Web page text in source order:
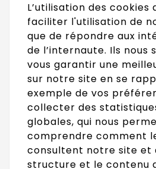
L’utilisation des cookies
faciliter l'utilisation de
que de répondre aux
de l’internaute. Ils nous
vous garantir une
sur notre site en se
exemple de vos
collecter des
globales, qui nous
comprendre comment
consultent notre site et
structure et le contenu